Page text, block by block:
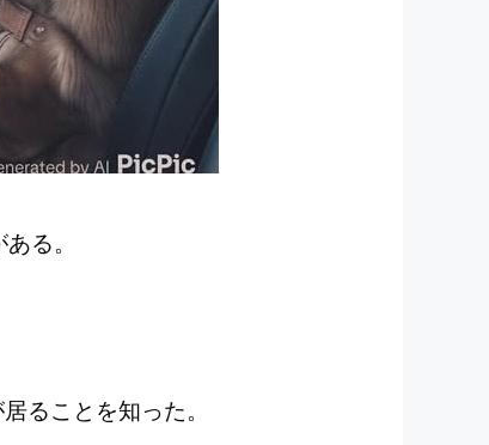
る。
ることを知った。